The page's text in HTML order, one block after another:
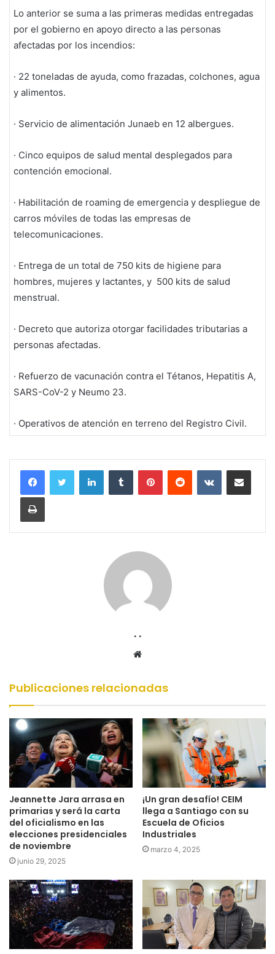
Lo anterior se suma a las primeras medidas entregadas
por el gobierno en apoyo directo a las personas
afectadas por los incendios:
· 22 toneladas de ayuda, como frazadas, colchones, agua
y alimentos.
· Servicio de alimentación Junaeb en 12 albergues.
· Cinco equipos de salud mental desplegados para
contención emocional.
· Habilitación de roaming de emergencia y despliegue de
carros móviles de todas las empresas de
telecomunicaciones.
· Entrega de un total de 750 kits de higiene para
hombres, mujeres y lactantes, y 500 kits de salud
menstrual.
· Decreto que autoriza otorgar facilidades tributarias a
personas afectadas.
· Refuerzo de vacunación contra el Tétanos, Hepatitis A,
SARS-CoV-2 y Neumo 23.
· Operativos de atención en terreno del Registro Civil.
LinkedInTumblr PinterestReddit VKontakteCompartir por
Imprimir
. .
Sitio
Publicaciones relacionadas
Jeannette Jara arrasa en
primarias y será la carta
del oficialismo en las
elecciones presidenciales
de noviembre
junio 29, 2025
¡Un gran desafío! CEIM
llega a Santiago con su
Escuela de Oficios
Industriales
marzo 4, 2025